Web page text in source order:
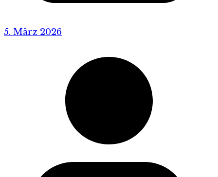
5. März 2026